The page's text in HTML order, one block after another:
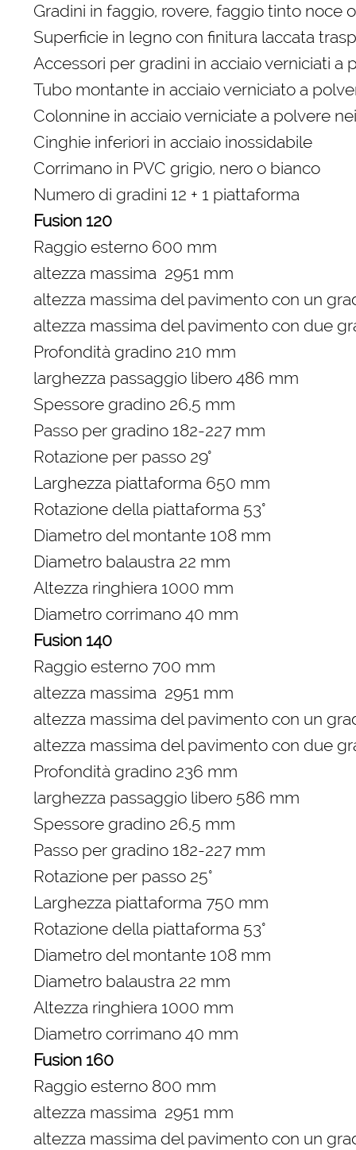
Gradini in faggio, rovere, faggio tinto noce
Superficie in legno con finitura laccata
Accessori per gradini in acciaio verniciati a
Tubo montante in acciaio verniciato a
Colonnine in acciaio verniciate a polvere
Cinghie inferiori in acciaio inossidabile
Corrimano in PVC grigio, nero o bianco
Numero di gradini 12 + 1 piattaforma
Fusion 120
Raggio esterno 600 mm
altezza massima 2951 mm
altezza massima del pavimento con un
altezza massima del pavimento con due
Profondità gradino 210 mm
larghezza passaggio libero 486 mm
Spessore gradino 26,5 mm
Passo per gradino 182-227 mm
Rotazione per passo 29°
Larghezza piattaforma 650 mm
Rotazione della piattaforma 53°
Diametro del montante 108 mm
Diametro balaustra 22 mm
Altezza ringhiera 1000 mm
Diametro corrimano 40 mm
Fusion 140
Raggio esterno 700 mm
altezza massima 2951 mm
altezza massima del pavimento con un
altezza massima del pavimento con due
Profondità gradino 236 mm
larghezza passaggio libero 586 mm
Spessore gradino 26,5 mm
Passo per gradino 182-227 mm
Rotazione per passo 25°
Larghezza piattaforma 750 mm
Rotazione della piattaforma 53°
Diametro del montante 108 mm
Diametro balaustra 22 mm
Altezza ringhiera 1000 mm
Diametro corrimano 40 mm
Fusion 160
Raggio esterno 800 mm
altezza massima 2951 mm
altezza massima del pavimento con un